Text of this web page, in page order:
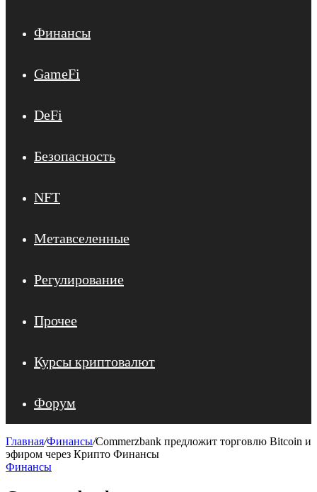
Финансы
GameFi
DeFi
Безопасность
NFT
Метавселенные
Регулирование
Прочее
Курсы криптовалют
Форум
Главная/Финансы/Commerzbank предложит торговлю Bitcoin и
эфиром через Криптo Финансы
Финансы